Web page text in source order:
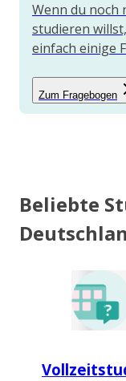
Wenn du noch
studieren
einfach einige
Zum Fragebogen
Beliebte